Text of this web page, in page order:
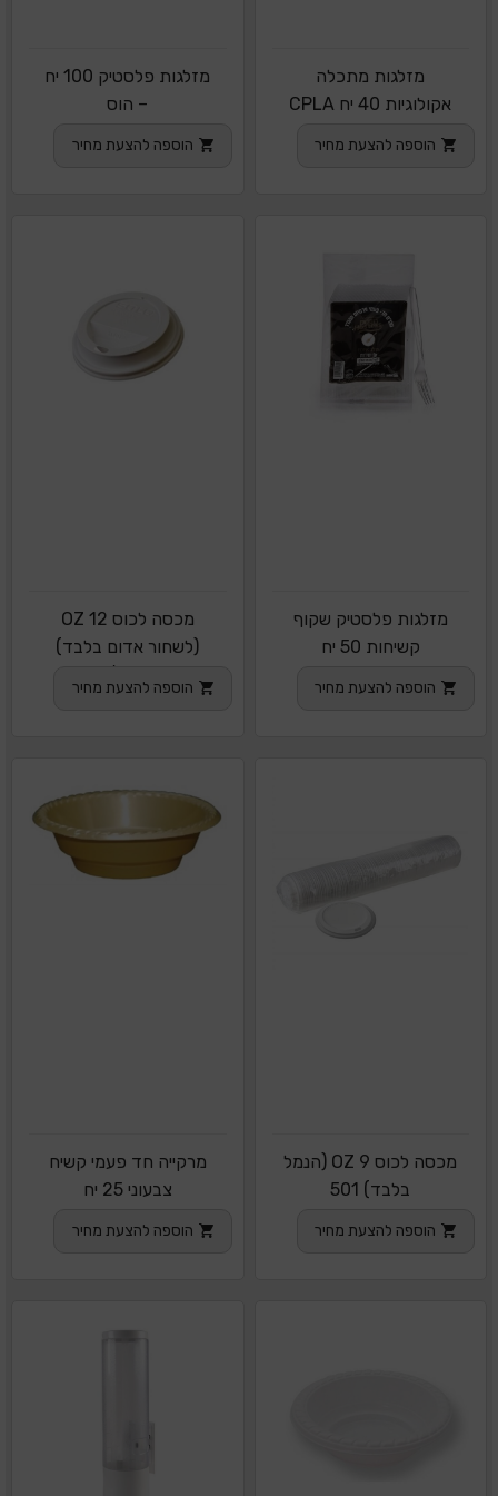
מזלגות מתכלה
אקולוגיות 40 יח CPLA
הוספה להצעת מחיר
מזלגות פלסטיק 100 יח
– הוס
הוספה להצעת מחיר
מזלגות פלסטיק שקוף
קשיחות 50 יח
הוספה להצעת מחיר
מכסה לכוס 12 OZ
(לשחור אדום בלבד)
הוספה להצעת מחיר
מכסה לכוס 9 OZ (הנמל
בלבד) 501
הוספה להצעת מחיר
מרקייה חד פעמי קשיח
צבעוני 25 יח
הוספה להצעת מחיר